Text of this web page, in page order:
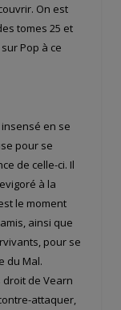
On est
tomes 25 et
Pop à ce
en se
pour se
de celle-ci. Il
à la
le moment
ainsi que
pour se
du Mal.
droit de Vearn
attaquer,